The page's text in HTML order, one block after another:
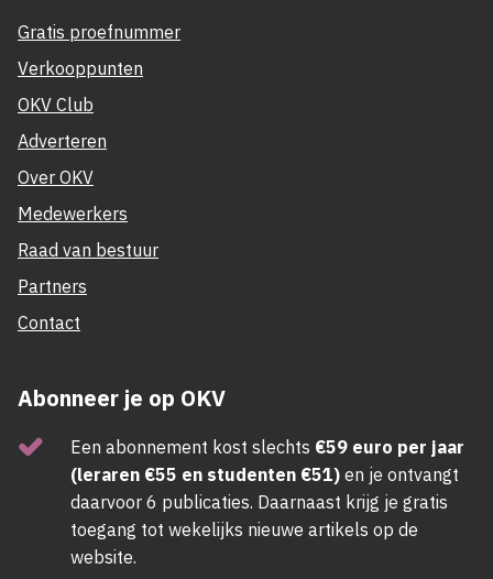
Gratis proefnummer
Verkooppunten
OKV Club
Adverteren
Over OKV
Medewerkers
Raad van bestuur
Partners
Contact
Abonneer je op OKV
Een abonnement kost slechts €59 euro per jaar
(leraren €55 en studenten €51) en je ontvangt
daarvoor 6 publicaties. Daarnaast krijg je gratis
toegang tot wekelijks nieuwe artikels op de
website.